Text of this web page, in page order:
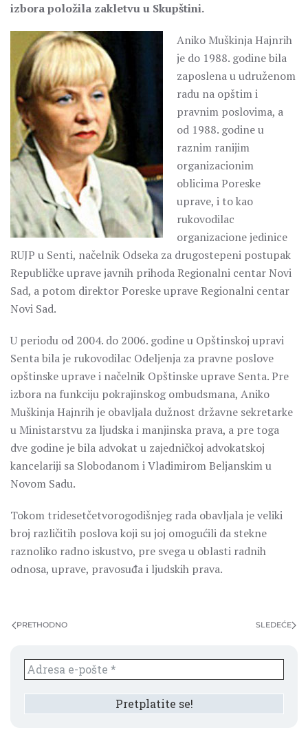
izbora položila zakletvu u Skupštini.
Aniko Muškinja Hajnrih
je do 1988. godine bila
zaposlena u udruženom
radu na opštim i
pravnim poslovima, a
od 1988. godine u
raznim ranijim
organizacionim
oblicima Poreske
uprave, i to kao
rukovodilac
organizacione jedinice
RUJP u Senti, načelnik Odseka za drugostepeni postupak
Republičke uprave javnih prihoda Regionalni centar Novi
Sad, a potom direktor Poreske uprave Regionalni centar
Novi Sad.
U periodu od 2004. do 2006. godine u Opštinskoj upravi
Senta bila je rukovodilac Odeljenja za pravne poslove
opštinske uprave i načelnik Opštinske uprave Senta. Pre
izbora na funkciju pokrajinskog ombudsmana, Aniko
Muškinja Hajnrih je obavljala dužnost državne sekretarke
u Ministarstvu za ljudska i manjinska prava, a pre toga
dve godine je bila advokat u zajedničkoj advokatskoj
kancelariji sa Slobodanom i Vladimirom Beljanskim u
Novom Sadu.
Tokom tridesetčetvorogodišnjeg rada obavljala je veliki
broj različitih poslova koji su joj omogućili da stekne
raznoliko radno iskustvo, pre svega u oblasti radnih
odnosa, uprave, pravosuđa i ljudskih prava.
PRETHODNO SLEDEĆE